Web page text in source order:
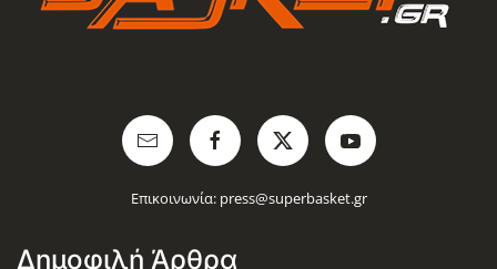
Επικοινωνία: press@superbasket.gr
Δημοφιλή Άρθρα